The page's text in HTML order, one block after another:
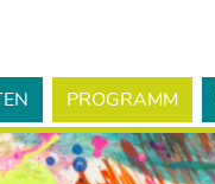
PROGRAMM